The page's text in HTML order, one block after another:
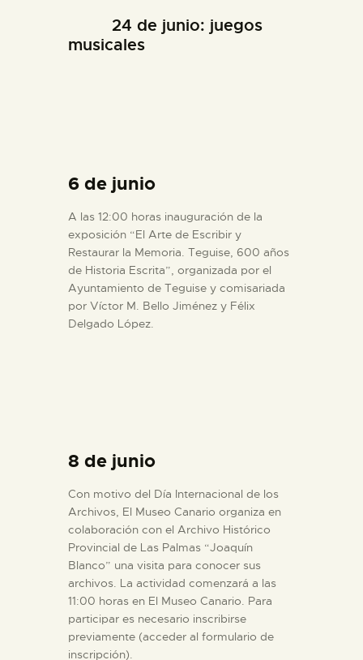
24 de junio: juegos
musicales
6 de junio
A las 12:00 horas inauguración de la
exposición “El Arte de Escribir y
Restaurar la Memoria. Teguise, 600 años
de Historia Escrita”, organizada por el
Ayuntamiento de Teguise y comisariada
por Víctor M. Bello Jiménez y Félix
Delgado López.
8 de junio
Con motivo del Día Internacional de los
Archivos, El Museo Canario organiza en
colaboración con el Archivo Histórico
Provincial de Las Palmas “Joaquín
Blanco” una visita para conocer sus
archivos. La actividad comenzará a las
11:00 horas en El Museo Canario. Para
participar es necesario inscribirse
previamente (acceder al formulario de
inscripción).